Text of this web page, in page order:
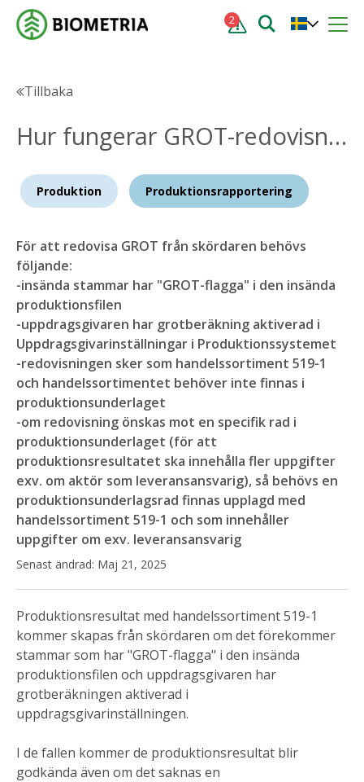
2
Tillbaka
Hur fungerar GROT-redovisning i kombination med produktionsunderlaget?
Produktion Produktionsrapportering
För att redovisa GROT från skördaren behövs
följande:
-insända stammar har "GROT-flagga" i den insända
produktionsfilen
-uppdragsgivaren har grotberäkning aktiverad i
Uppdragsgivarinställningar i Produktionssystemet
-redovisningen sker som handelssortiment 519-1
och handelssortimentet behöver inte finnas i
produktionsunderlaget
-om redovisning önskas mot en specifik rad i
produktionsunderlaget (för att
produktionsresultatet ska innehålla fler uppgifter
exv. om aktör som leveransansvarig), så behövs en
produktionsunderlagsrad finnas upplagd med
handelssortiment 519-1 och som innehåller
uppgifter om exv. leveransansvarig
Senast ändrad: Maj 21, 2025
Produktionsresultat med handelssortiment 519-1
kommer skapas från skördaren om det förekommer
stammar som har "GROT-flagga" i den insända
produktionsfilen och uppdragsgivaren har
grotberäkningen aktiverad i
uppdragsgivarinställningen.
I de fallen kommer de produktionsresultat blir
godkända även om det saknas en